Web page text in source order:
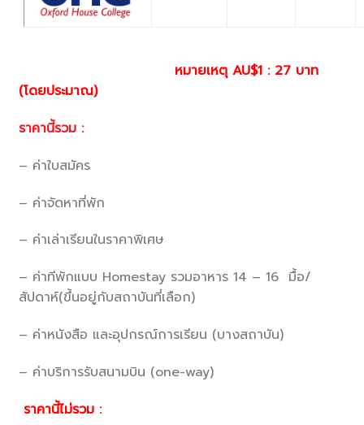
หมายเหตุ AU$1 : 27 บาท
(โดยประมาณ)
ราคานี้รวม :
– ค่าใบสมัคร
– ค่าจัดหาที่พัก
– ค่าเล่าเรียนในราคาพิเศษ
– ค่าทีพักแบบ Homestay รวมอาหาร 14 – 16 มื้อ/
สัปดาห์(ขึ้นอยู่กับสถาบันที่เลือก)
– ค่าหนังสือ และอุปกรณ์การเรียน (บางสถาบัน)
– ค่าบริการรับสนามบิน (one-way)
ราคานี้ไม่รวม :